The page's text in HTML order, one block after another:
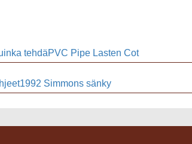
tehdäPVC Pipe Lasten Cot
Simmons sänky